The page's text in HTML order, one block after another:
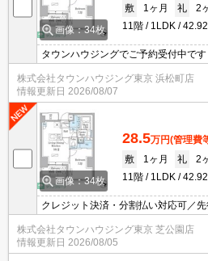
画像：34枚
敷
1ヶ月 礼
2
11階
1LDK
タウンハウジングでご予約受付中です
株式会社タウンハウジング東京 浜松町店
情報更新日 2026/08/07
画像：34枚
28.5万円(管理費
敷
1ヶ月 礼
2
11階
1LDK
クレジット決済・分割払い対応可／
件もまとめてご案内可能／専任物件
株式会社タウンハウジング東京 芝公園店
情報更新日 2026/08/05